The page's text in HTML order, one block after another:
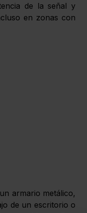
de la señal y
en zonas con
armario metálico,
de un escritorio o